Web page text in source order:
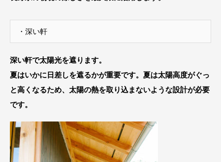
・深い軒
深い軒で太陽光を遮ります。
夏はいかに日差しを遮るかが重要です。夏は太陽高度がぐっ
と高くなるため、太陽の熱を取り込まないような設計が必要
です。